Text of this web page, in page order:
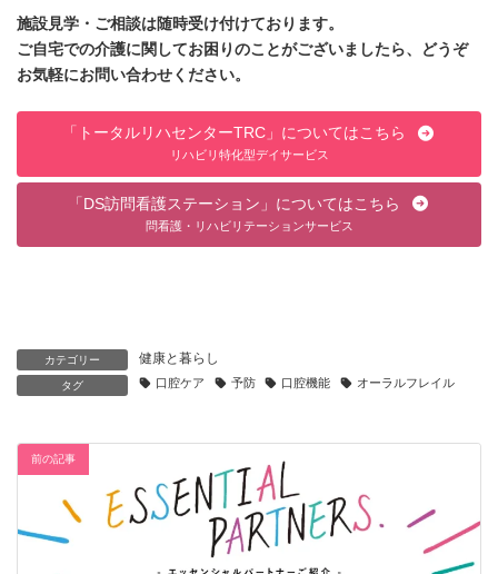
施設見学・ご相談は随時受け付けております。
ご自宅での介護に関してお困りのことがございましたら、どうぞ
お気軽にお問い合わせください。
「トータルリハセンターTRC」についてはこちら
リハビリ特化型デイサービス
「DS訪問看護ステーション」についてはこちら
問看護・リハビリテーションサービス
カテゴリー 健康と暮らし
タグ 口腔ケア 予防 口腔機能 オーラルフレイル
前の記事